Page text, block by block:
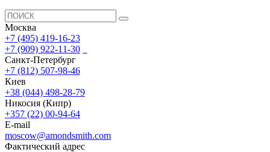
Москва
+7 (495) 419-16-23
+7 (909) 922-11-30
Санкт-Петербург
+7 (812) 507-98-46
Киев
+38 (044) 498-28-79
Никосия (Кипр)
+357 (22) 00-94-64
E-mail
moscow@amondsmith.com
Фактический адрес